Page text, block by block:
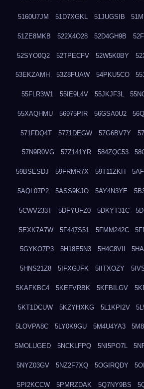
5160U7JM 51D7XGKL 51JUGSIB
51ZE8MKB 522X4O28 52D4GH9B
52SYO0Q2 52TPECFV 52W5K0BY
53EKZAMH 53Z8FUAW 54PKU5CO
55FLR3W1 55IE9L4V 55JKJF3L
55XAQHMU 56975PIR 56GSA0U2
571FDQ4T 5771DEGW 57G6BV7Y
57N9R0VG 57Z141YR 584ZQC53
59BSESDJ 59FRMR7X 59T11ZKH
5AQL07P2 5ASS9KJO 5AY4N3YE
5CWV233T 5DFYUFZ0 5DKYT31C
5EXK7A7W 5F447S51 5FMM242C
5GYKO7P3 5H18E5N3 5H4C8VII
5HNS21Z8 5IFXGJFK 5IITXOZY
5KAFKBC4 5KEFVRBK 5KFBILGV
5KT1DCUW 5KZYHXKG 5L1KPI2V
5LOVPA8C 5LY0K9GU 5M4U4YA3
5MOLUGED 5NCKLFPQ 5NI5PO7L
5NYZ03GV 5NZ2F7XQ 5OGIRQDY
5PI2KCCW 5PMRZDAK 5Q7NY9BS